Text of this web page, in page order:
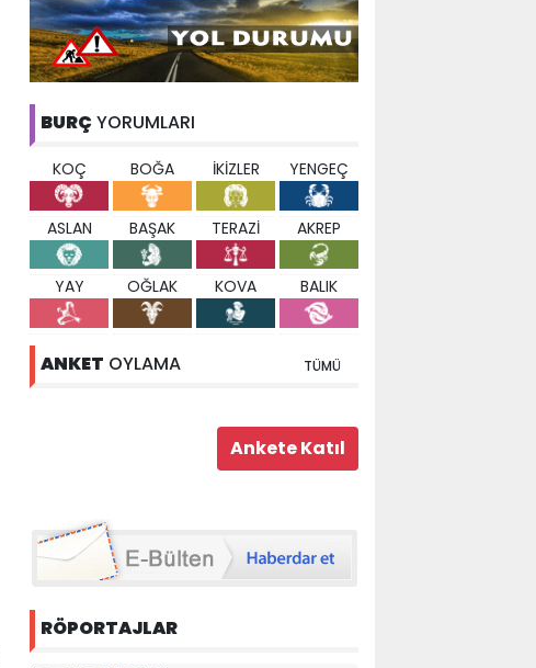
BURÇ YORUMLARI
KOÇ BOĞA İKİZLER YENGEÇ
ASLAN BAŞAK TERAZİ AKREP
YAY OĞLAK KOVA BALIK
ANKET OYLAMA TÜMÜ
RÖPORTAJLAR